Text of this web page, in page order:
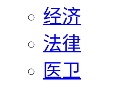
经济
法律
医卫